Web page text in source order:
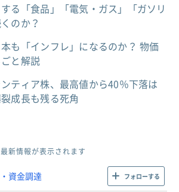
る「食品」「電気・ガス」「ガソリ
のか？
も「インフレ」になるのか？ 物価
と解説
ンティア株、最高値から40％下落は
成長も残る死角
新情報が表示されます
資金調達 フォローする